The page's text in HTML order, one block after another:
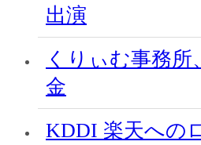
出演
くりぃむ事務所
金
KDDI 楽天への